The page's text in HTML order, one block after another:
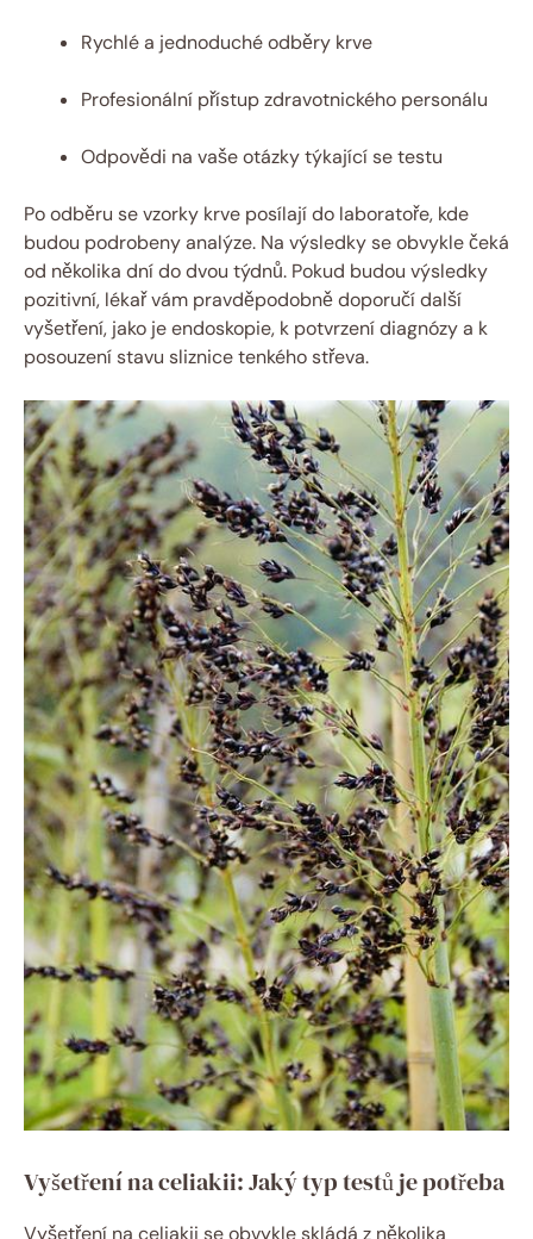
Rychlé a jednoduché odběry krve
Profesionální přístup zdravotnického personálu
Odpovědi na vaše otázky týkající⁢ se testu
Po odběru se vzorky krve posílají do laboratoře, ​kde
budou podrobeny analýze. Na výsledky se obvykle čeká
od několika dní do⁤ dvou týdnů. ⁢Pokud budou‍ výsledky‍
pozitivní,​ lékař vám‌ pravděpodobně doporučí další
vyšetření, jako je endoskopie, ​k potvrzení diagnózy a ​k
posouzení⁤ stavu ‍sliznice ⁢tenkého střeva.
Vyšetření na celiakii: Jaký typ testů ‌je potřeba
Vyšetření​ na celiakii⁢ se⁣ obvykle skládá z několika